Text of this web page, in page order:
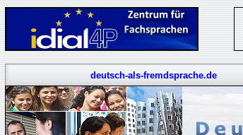
deutsch-als-fremdsprache.de